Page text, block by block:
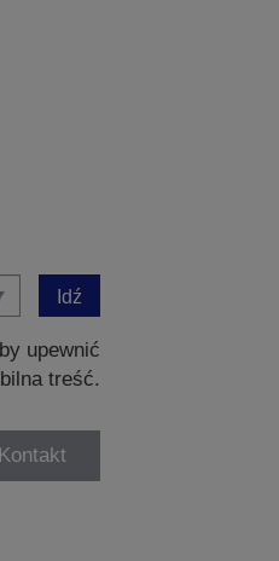
Idź
upewnić
treść.
Kontakt